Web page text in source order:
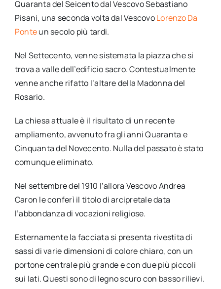
Quaranta del Seicento dal Vescovo Sebastiano
Pisani, una seconda volta dal VescovoLorenzo Da
Ponteun secolo più tardi.
Nel Settecento, venne sistemata la piazza che si
trova a valle dell’edificio sacro. Contestualmente
venne anche rifatto l’altare della Madonna del
Rosario.
La chiesa attuale è il risultato di un recente
ampliamento, avvenuto fra gli anni Quaranta e
Cinquanta del Novecento. Nulla del passato è stato
comunque eliminato.
Nel settembre del 1910 l’allora Vescovo Andrea
Caron le conferì il titolo di arcipretale data
l’abbondanza di vocazioni religiose.
Esternamente la facciata si presenta rivestita di
sassi di varie dimensioni di colore chiaro, con un
portone centrale più grande e con due più piccoli
sui lati. Questi sono di legno scuro con basso rilievi.